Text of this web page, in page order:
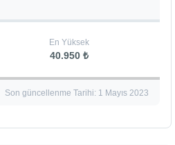
En Yüksek
40.950 ₺
Son güncellenme Tarihi: 1 Mayıs 2023